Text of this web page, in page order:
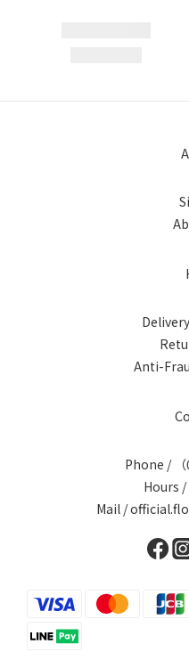
Anti-
Phone /
Hours /
Mail /